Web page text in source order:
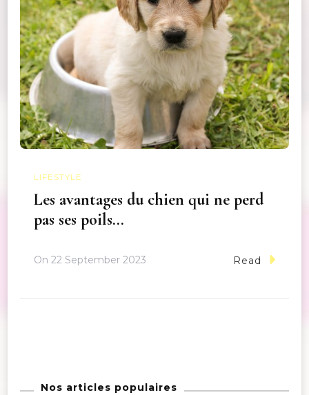
LIFESTYLE
Les avantages du chien qui ne perd
pas ses poils…
On 22 September 2023 Read
Nos articles populaires